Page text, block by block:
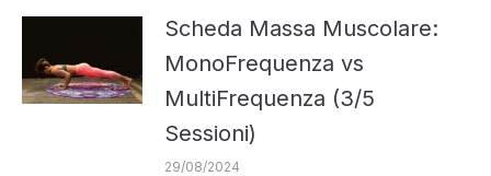
Scheda Massa Muscolare:
MonoFrequenza vs
MultiFrequenza (3/5
Sessioni)
29/08/2024